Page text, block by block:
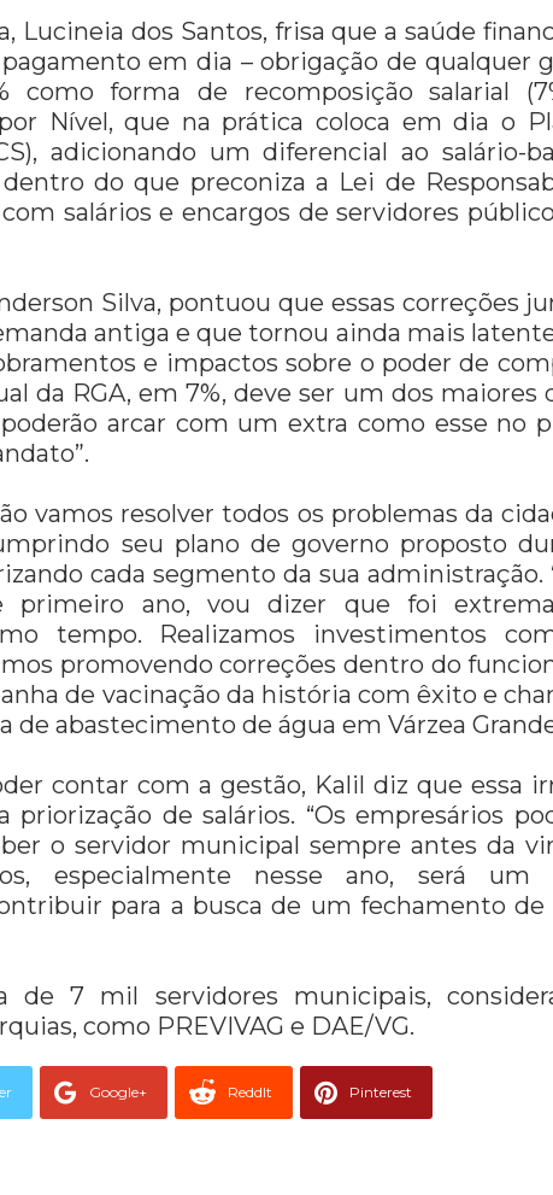
Lucineia dos Santos, frisa que a saúde
em dia – obrigação de qualquer
como forma de recomposição salarial
Nível, que na prática coloca em dia o
adicionando um diferencial ao salário-
do que preconiza a Lei de
salários e encargos de servidores
Silva, pontuou que essas correções
antiga e que tornou ainda mais
e impactos sobre o poder de
da RGA, em 7%, deve ser um dos maiores
arcar com um extra como esse no
vamos resolver todos os problemas da
seu plano de governo proposto
cada segmento da sua administração.
primeiro ano, vou dizer que foi
tempo. Realizamos investimentos
promovendo correções dentro do
de vacinação da história com êxito e
de abastecimento de água em Várzea
contar com a gestão, Kalil diz que essa
de salários. “Os empresários
o servidor municipal sempre antes da
especialmente nesse ano, será um
para a busca de um fechamento de
de 7 mil servidores municipais,
como PREVIVAG e DAE/VG.
Google+ ReddIt Pinterest